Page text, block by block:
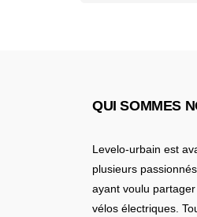
QUI SOMMES
Levelo-urbain est
plusieurs
ayant voulu
vélos électriques.